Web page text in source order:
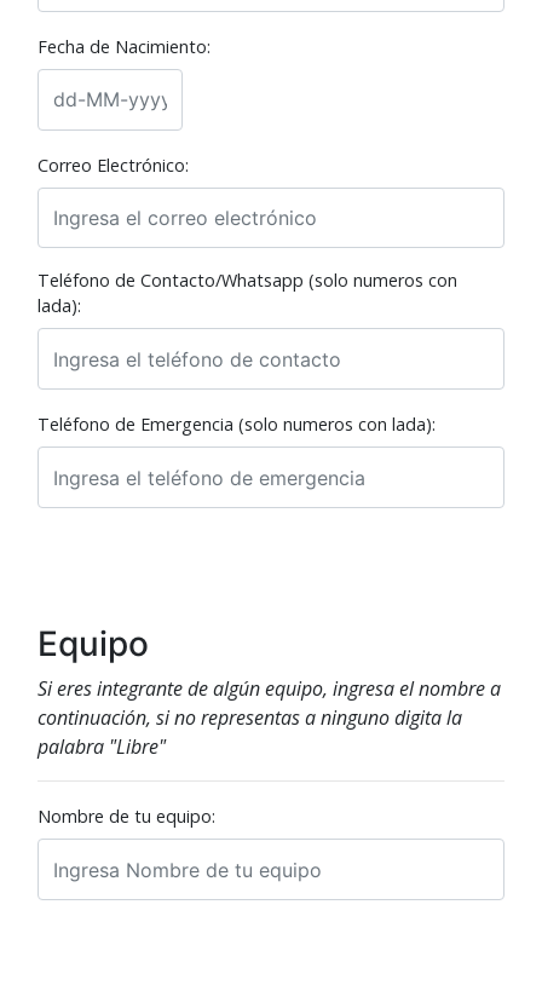
Fecha de Nacimiento:
Correo Electrónico:
Teléfono de Contacto/Whatsapp (solo numeros con
lada):
Teléfono de Emergencia (solo numeros con lada):
Equipo
Si eres integrante de algún equipo, ingresa el nombre a
continuación, si no representas a ninguno digita la
palabra "Libre"
Nombre de tu equipo: